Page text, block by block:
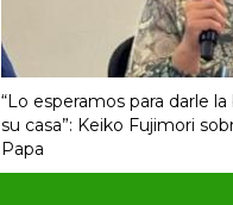
“Lo esperamos para darle
su casa”: Keiko Fujimori
Papa